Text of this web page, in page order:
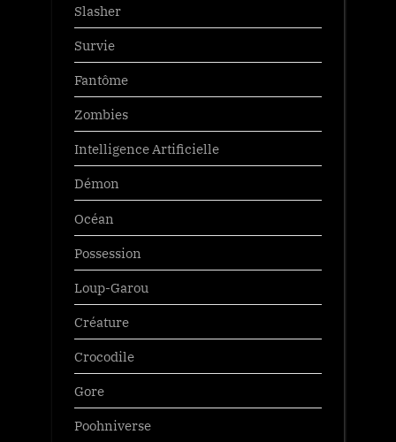
Slasher
Survie
Fantôme
Zombies
Intelligence Artificielle
Démon
Océan
Possession
Loup-Garou
Créature
Crocodile
Gore
Poohniverse